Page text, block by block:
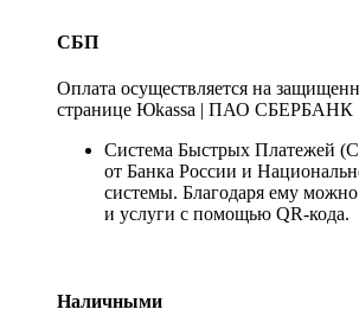
СБП
Оплата осуществляется на
странице Юkassa | ПАО СБЕРБАНК
Система Быстрых Платежей
от Банка России и
системы. Благодаря ему
и услуги с помощью QR-кода.
Наличными